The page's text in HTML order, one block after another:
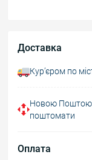
Доставка
Курʼєром по
Новою Поштою
поштомати
Оплата